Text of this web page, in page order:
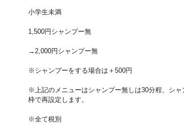
小学生未満
1,500円シャンプー無
→2,000円シャンプー無
※シャンプーをする場合は＋500円
※上記のメニューはシャンプー無しは30分程、シ
枠で再設定します。
※全て税別